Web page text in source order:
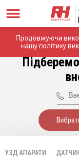
Продовжуючи
нашу політику
Головна УЗД
УЗД АПАРАТИ